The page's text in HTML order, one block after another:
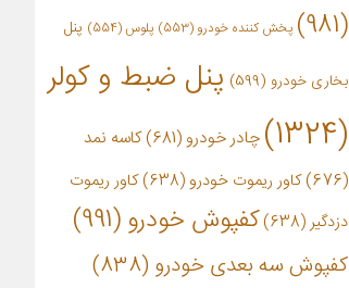
(981)
پخش کننده خودرو(553) پلوس(554) پنل
بخاری خودرو (599)
پنل ضبط و کولر
(1324)
چادر خودرو (681)
کاسه نمد
(676)
کاور ریموت خودرو(638)
کاور ریموت
دزدگیر(638) کفپوش خودرو(991)
کفپوش سه بعدی خودرو (838)